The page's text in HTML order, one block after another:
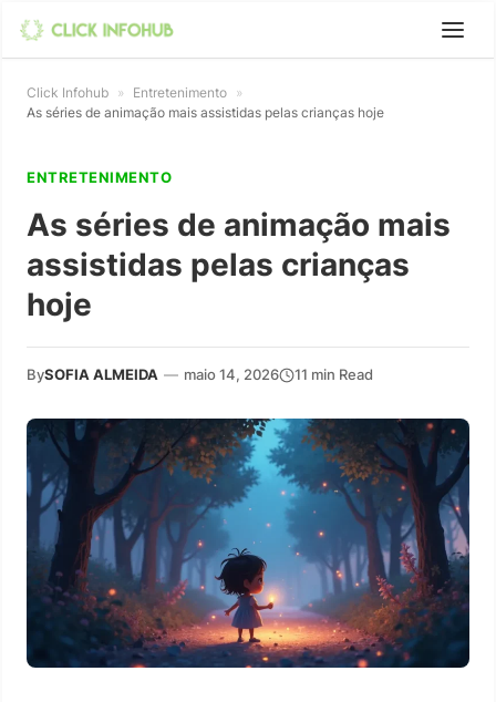
Click Infohub » Entretenimento »
As séries de animação mais assistidas pelas crianças hoje
ENTRETENIMENTO
As séries de animação mais
assistidas pelas crianças
hoje
BySOFIA ALMEIDA — maio 14, 2026 11 min Read